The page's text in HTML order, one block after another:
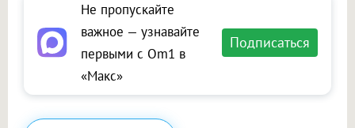
Не пропускайте
важное — узнавайте
первыми с Om1 в
«Макс»
Подписаться